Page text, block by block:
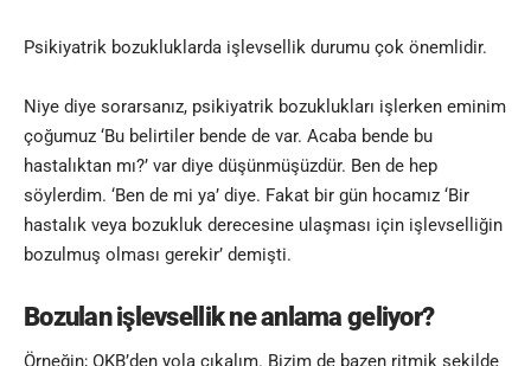
Psikiyatrik bozukluklarda işlevsellik durumu çok önemlidir.
Niye diye sorarsanız, psikiyatrik bozuklukları işlerken eminim
çoğumuz ‘Bu belirtiler bende de var. Acaba bende bu
hastalıktan mı?’ var diye düşünmüşüzdür. Ben de hep
söylerdim. ‘Ben de mi ya’ diye. Fakat bir gün hocamız ‘Bir
hastalık veya bozukluk derecesine ulaşması için işlevselliğin
bozulmuş olması gerekir’ demişti.
Bozulan işlevsellik ne anlama geliyor?